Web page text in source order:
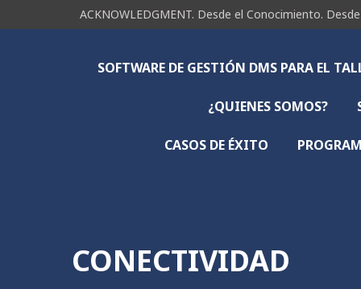
ACKNOWLEDGMENT. Desde el Conocimiento.
SOFTWARE DE GESTIÓN DMS PARA EL
¿QUIENES SOMOS?
CASOS DE ÉXITO
CONECTIVIDAD